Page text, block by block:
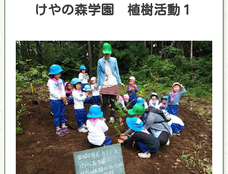
けやの森学園 植樹活動１